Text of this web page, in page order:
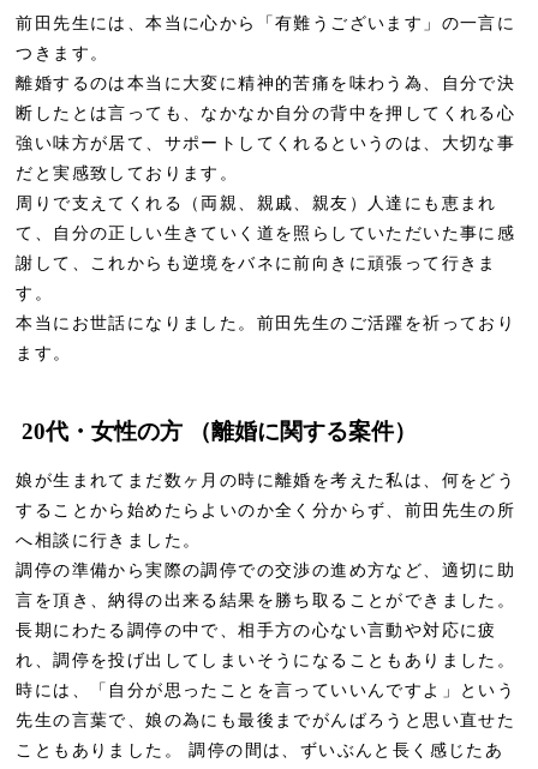
前田先生には、本当に心から「有難うございます」の一言に
つきます。
離婚するのは本当に大変に精神的苦痛を味わう為、自分で決
断したとは言っても、なかなか自分の背中を押してくれる心
強い味方が居て、サポートしてくれるというのは、大切な事
だと実感致しております。
周りで支えてくれる（両親、親戚、親友）人達にも恵まれ
て、自分の正しい生きていく道を照らしていただいた事に感
謝して、これからも逆境をバネに前向きに頑張って行きま
す。
本当にお世話になりました。前田先生のご活躍を祈っており
ます。
20代・女性の方 （離婚に関する案件）
娘が生まれてまだ数ヶ月の時に離婚を考えた私は、何をどう
することから始めたらよいのか全く分からず、前田先生の所
へ相談に行きました。
調停の準備から実際の調停での交渉の進め方など、適切に助
言を頂き、納得の出来る結果を勝ち取ることができました。
長期にわたる調停の中で、相手方の心ない言動や対応に疲
れ、調停を投げ出してしまいそうになることもありました。
時には、「自分が思ったことを言っていいんですよ」という
先生の言葉で、娘の為にも最後までがんばろうと思い直せた
こともありました。 調停の間は、ずいぶんと長く感じたあ